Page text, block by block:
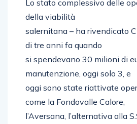
Lo stato complessivo delle
della viabilità
salernitana – ha rivendicato
di tre anni fa quando
si spendevano 30 milioni di
manutenzione, oggi solo 3, e
oggi sono state riattivate
come la Fondovalle Calore,
l’Aversana, l’alternativa alla